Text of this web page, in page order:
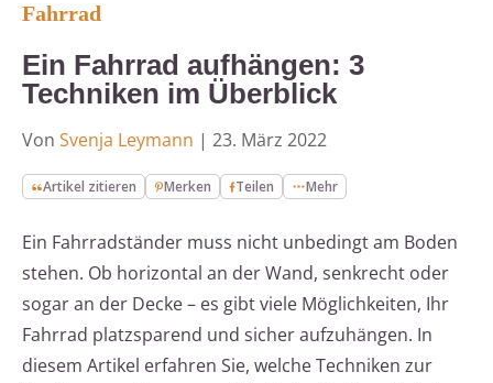
Fahrrad
Ein Fahrrad aufhängen: 3
Techniken im Überblick
Von Svenja Leymann | 23. März 2022
Artikel zitieren Merken Teilen Mehr
Ein Fahrradständer muss nicht unbedingt am Boden
stehen. Ob horizontal an der Wand, senkrecht oder
sogar an der Decke – es gibt viele Möglichkeiten, Ihr
Fahrrad platzsparend und sicher aufzuhängen. In
diesem Artikel erfahren Sie, welche Techniken zur